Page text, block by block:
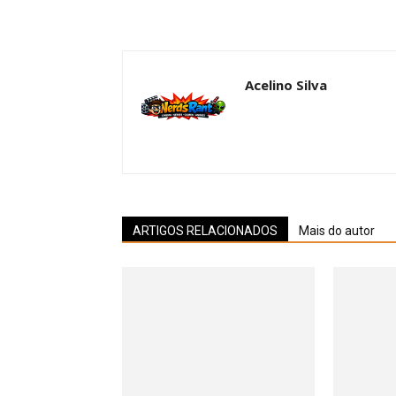
Acelino Silva
ARTIGOS RELACIONADOS Mais do autor